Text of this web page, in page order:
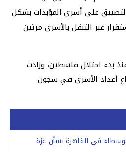
على أسرى المؤبدات بشكل
عبر التنقل بالأسرى مرتين
بدء احتلال فلسطين، وزادت
عام 1967 وارتفاع أعداد الأسرى في سجون
في القاهرة بشأن غزة